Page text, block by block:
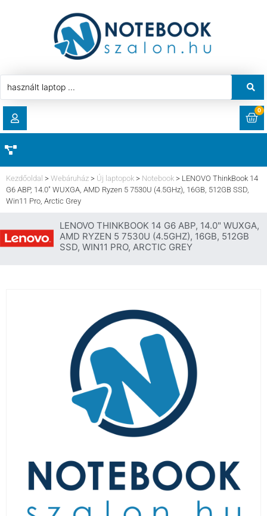
LETÖLTÉSEK
0
HASZNÁLT LAPTOP
AKCIÓ
LAPTOP ALKATRÉSZ
KOMPONENS
LAPTOP SZERVIZ
Kezdőoldal > Webáruház > Új laptopok > Notebook > LENOVO ThinkBook 14
G6 ABP, 14.0″ WUXGA, AMD Ryzen 5 7530U (4.5GHz), 16GB, 512GB SSD,
Win11 Pro, Arctic Grey
LENOVO THINKBOOK 14 G6 ABP, 14.0" WUXGA,
AMD RYZEN 5 7530U (4.5GHZ), 16GB, 512GB
SSD, WIN11 PRO, ARCTIC GREY